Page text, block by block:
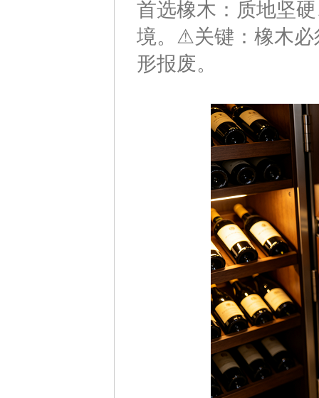
首选橡木：质地坚
境。⚠关键：橡木必
形报废。